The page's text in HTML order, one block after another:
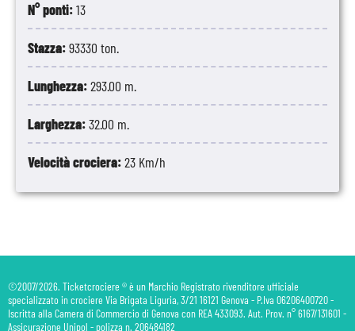
N° ponti:13
Stazza:93330 ton.
Lunghezza:293.00 m.
Larghezza:32.00 m.
Velocità crociera:23 Km/h
©2007/2026. Ticketcrociere ® è un Marchio Registrato rivenditore ufficiale
specializzato in crociere Via Brigata Liguria, 3/21 16121 Genova - P.Iva 06206400720 -
Iscritta alla Camera di Commercio di Genova con REA 433093. Aut. Prov. n° 6167/131601 -
Assicurazione Unipol - polizza n. 206484182